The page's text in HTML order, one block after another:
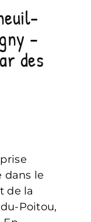
–
des
dans le
de la
Poitou,